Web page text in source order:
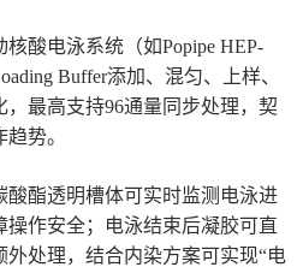
酸电泳系统（如Popipe HEP-
Buffer添加、混匀、上样、
最高支持96通量同步处理，契
势。
酯透明槽体可实时监测电泳进
作安全；电泳结束后凝胶可直
处理，结合内染方案可实现“电